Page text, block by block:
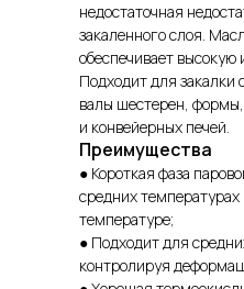
недостаточная
закаленного слоя.
обеспечивает
Подходит для закалки
валы шестерен,
и конвейерных печей.
Преимущества
● Короткая фаза
средних
температуре;
● Подходит для
контролируя